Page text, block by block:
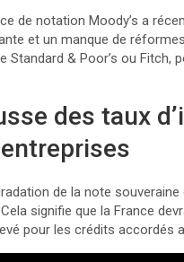
de notation Moody’s a
et un manque de
Standard & Poor’s ou Fitch,
des taux
de la note
Cela signifie que la France
pour les crédits accordés